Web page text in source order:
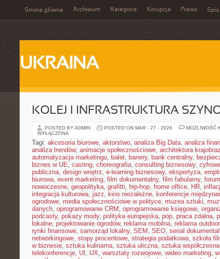
Strona główna Archiwum Kategorie Korupcja Prawo Spis
UKRAINA
KOLEJ I INFRASTRUKTURA
POSTED BY ADMIN POSTED ON MAR - 27 - 2026
MOŻLIWOŚĆ
WYŁĄCZONA
Tagi: akcesoria biurowe, aktorstwo, analiza Big Data, analiza
analiza trendów, animacje społecznościowe, architektura
automatyzacja marketingu, balet, banery, bank centralny,
biznes w UE, casting, choreografia, consulting biznesowy,
publiczna, design wnętrz, e-learning biznesowy, ekspertyza,
biurowa, event marketing, film dokumentalny, film fabularny,
nowoczesne, geopolityka, grafitti, hip-hop, home office, HR,
integracja kulturowa, jazz, kino niezależne, konferencje
ogrodowe, media społecznościowe w polityce, muzea sztuki,
danych, oprogramowanie CRM , oprogramowanie księgowe,
podcasty, pokazy mody, polityka europejska, pop, praca zdalna,
lokalne, projektowanie ogrodów, reklama mobilna, reklama outdoor
rynki finansowe, samorząd lokalny, SEM , SEO, serial
networkingowe, stopy procentowe, strategia podatkowa, szkoła
w biznesie, sztuka kulinarna, sztuka uliczna, sztuka współczesna
telekonferencje, UI , UX, warsztaty rozwojowe, wideo marketing,